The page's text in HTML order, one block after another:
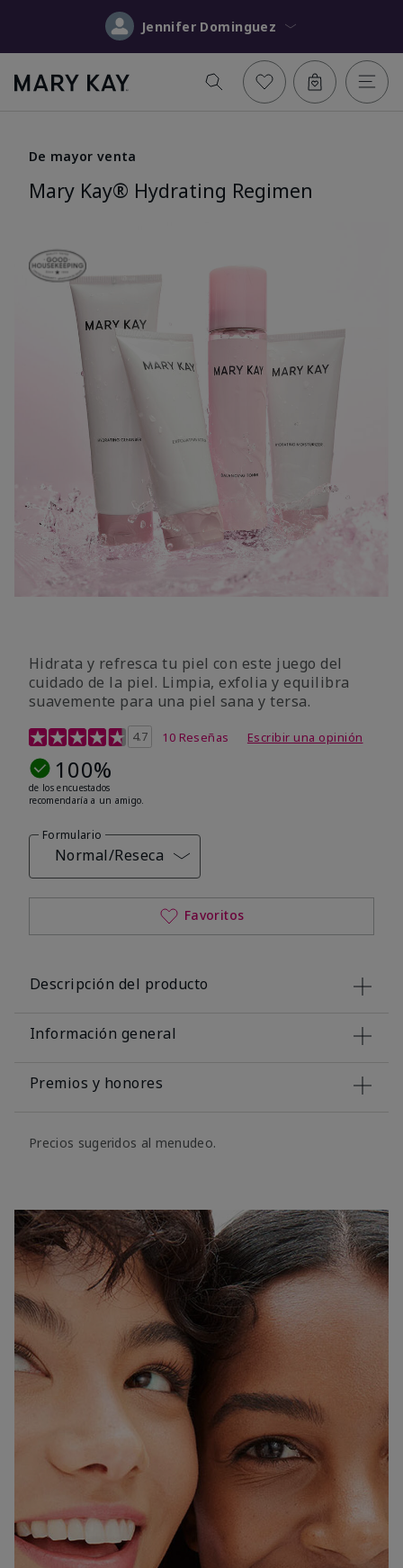
Jennifer Dominguez
De mayor venta
Mary Kay® Hydrating Regimen
Hidrata y refresca tu piel con este juego del
cuidado de la piel. Limpia, exfolia y equilibra
suavemente para una piel sana y tersa.
Calificación de clientes de 5 de 5
4.7 10 Reseñas Escribir una opinión
100%
de los encuestados
recomendaría a un amigo.
Formulario
Normal/Reseca
Favoritos
Descripción del producto
Información general
Premios y honores
Precios sugeridos al menudeo.